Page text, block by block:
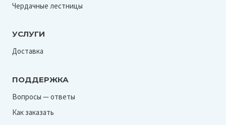
Чердачные лестницы
УСЛУГИ
Доставка
ПОДДЕРЖКА
Вопросы — ответы
Как заказать